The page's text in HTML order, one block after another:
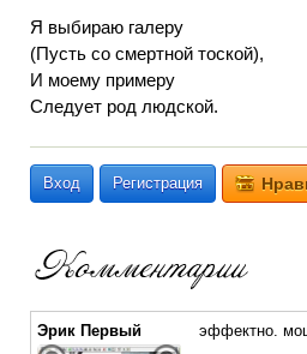
Я выбираю галеру
(Пусть со смертной тоской),
И моему примеру
Следует род людской.
Вход Регистрация
Эрик Первый эффектно.